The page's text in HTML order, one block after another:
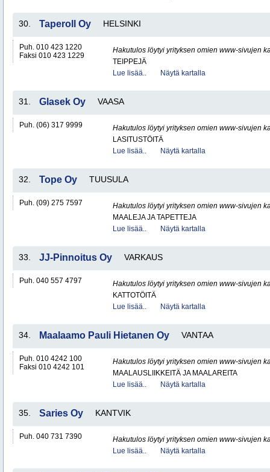
30. Taperoll Oy HELSINKI
Puh. 010 423 1220
Faksi 010 423 1229
Hakutulos löytyi yrityksen omien www-sivujen
TEIPPEJÄ
Lue lisää..
Näytä kartalla
31. Glasek Oy VAASA
Puh. (06) 317 9999
Hakutulos löytyi yrityksen omien www-sivujen
LASITUSTÖITÄ
Lue lisää..
Näytä kartalla
32. Tope Oy TUUSULA
Puh. (09) 275 7597
Hakutulos löytyi yrityksen omien www-sivujen
MAALEJA JA TAPETTEJA
Lue lisää..
Näytä kartalla
33. JJ-Pinnoitus Oy VARKAUS
Puh. 040 557 4797
Hakutulos löytyi yrityksen omien www-sivujen
KATTOTÖITÄ
Lue lisää..
Näytä kartalla
34. Maalaamo Pauli Hietanen Oy VANTAA
Puh. 010 4242 100
Faksi 010 4242 101
Hakutulos löytyi yrityksen omien www-sivujen
MAALAUSLIIKKEITÄ JA MAALAREITA
Lue lisää..
Näytä kartalla
35. Saries Oy KANTVIK
Puh. 040 731 7390
Hakutulos löytyi yrityksen omien www-sivujen
Lue lisää..
Näytä kartalla